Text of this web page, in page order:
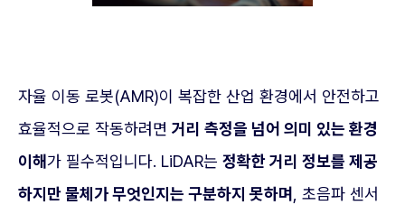
자율 이동 로봇(AMR)이 복잡한 산업 환경에서 안전하고
효율적으로 작동하려면 거리 측정을 넘어 의미 있는 환경
이해가 필수적입니다. LiDAR는 정확한 거리 정보를 제공
하지만 물체가 무엇인지는 구분하지 못하며
, 초음파 센서